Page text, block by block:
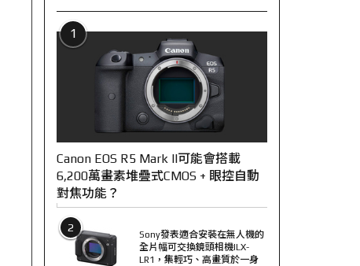
1
Canon EOS R5 Mark II可能會搭載
6,200萬畫素堆疊式CMOS + 眼控自動
對焦功能？
2
Sony發表適合安裝在無人機的
全片幅可交換鏡頭相機ILX-
LR1，集輕巧、高畫質於一身